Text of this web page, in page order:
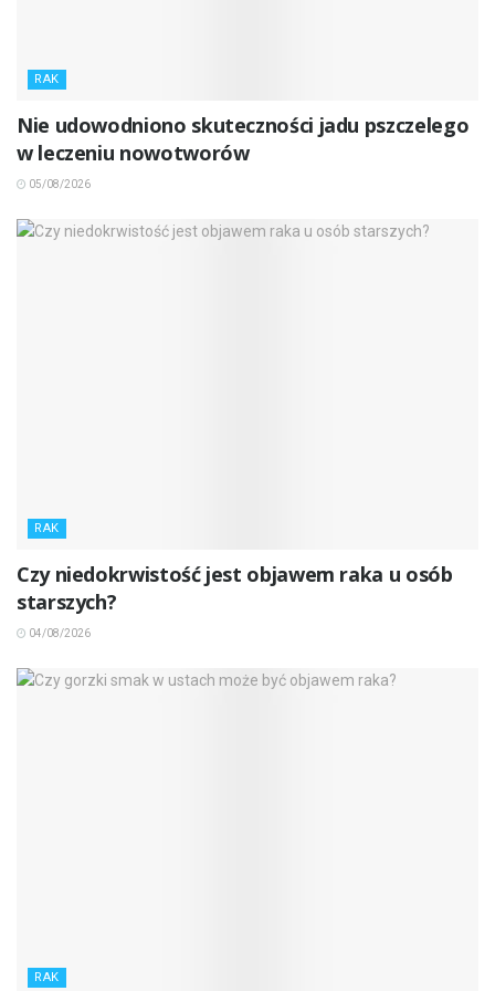
RAK
Nie udowodniono skuteczności jadu pszczelego
w leczeniu nowotworów
05/08/2026
RAK
Czy niedokrwistość jest objawem raka u osób
starszych?
04/08/2026
RAK